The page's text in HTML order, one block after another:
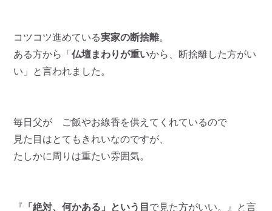
コツコツ進めている実家の断捨離。
ある方から「仏壇まわりが重いから、断捨離した方がい
い」と言われました。
毎日父が ご飯やお線香を供えてくれているので
見た目はとてもきれいなのですが、
たしかに周りは重たい雰囲気。
『 「絶対、何かある」という目 で見た方がいい。』と言